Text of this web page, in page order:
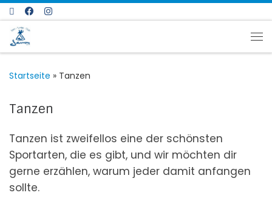
Zum Inhalt springen
Startseite » Tanzen
Tanzen
Tanzen ist zweifellos eine der schönsten
Sportarten, die es gibt, und wir möchten dir
gerne erzählen, warum jeder damit anfangen
sollte.